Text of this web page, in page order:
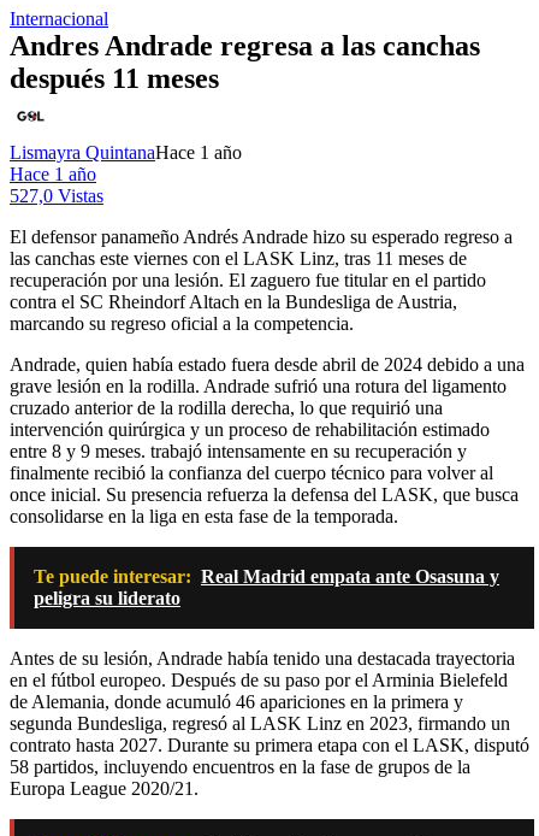
Internacional
Andres Andrade regresa a las canchas
después 11 meses
Lismayra QuintanaHace 1 año
Hace 1 año
527,0 Vistas
El defensor panameño Andrés Andrade hizo su esperado regreso a
las canchas este viernes con el LASK Linz, tras 11 meses de
recuperación por una lesión. El zaguero fue titular en el partido
contra el SC Rheindorf Altach en la Bundesliga de Austria,
marcando su regreso oficial a la competencia.
Andrade, quien había estado fuera desde abril de 2024 debido a una
grave lesión en la rodilla. Andrade sufrió una rotura del ligamento
cruzado anterior de la rodilla derecha, lo que requirió una
intervención quirúrgica y un proceso de rehabilitación estimado
entre 8 y 9 meses. trabajó intensamente en su recuperación y
finalmente recibió la confianza del cuerpo técnico para volver al
once inicial. Su presencia refuerza la defensa del LASK, que busca
consolidarse en la liga en esta fase de la temporada.
Te puede interesar: Real Madrid empata ante Osasuna y
peligra su liderato
Antes de su lesión, Andrade había tenido una destacada trayectoria
en el fútbol europeo. Después de su paso por el Arminia Bielefeld
de Alemania, donde acumuló 46 apariciones en la primera y
segunda Bundesliga, regresó al LASK Linz en 2023, firmando un
contrato hasta 2027. Durante su primera etapa con el LASK, disputó
58 partidos, incluyendo encuentros en la fase de grupos de la
Europa League 2020/21.